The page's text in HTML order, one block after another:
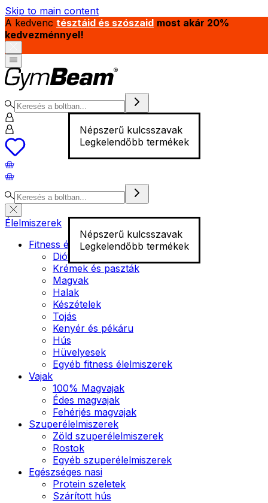
Skip to main content
A kedvenc tésztáid és szószaid most akár 20%
kedvezménnyel!
Népszerű kulcsszavak
Legkelendőbb termékek
Népszerű kulcsszavak
Legkelendőbb termékek
Élelmiszerek
Fitness élelmiszer
Diófélék
Krémek és paszták
Magvak
Halak
Készételek
Tojás
Kenyér és pékáru
Hús
Hüvelyesek
Egyéb fitness élelmiszerek
Vajak
100% Magvajak
Édes magvajak
Fehérjés magvajak
Szuperélelmiszerek
Zöld szuperélelmiszerek
Rostok
Egyéb szuperélelmiszerek
Egészséges nasi
Protein szeletek
Szárított hús